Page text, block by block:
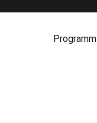
Programm